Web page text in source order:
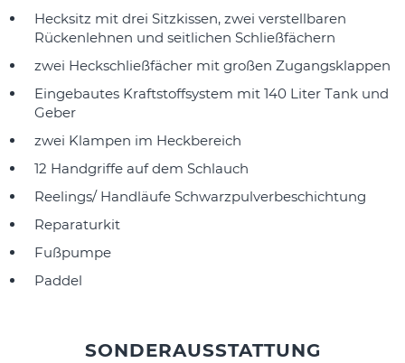
Hecksitz mit drei Sitzkissen, zwei verstellbaren
Rückenlehnen und seitlichen Schließfächern
zwei Heckschließfächer mit großen Zugangsklappen
Eingebautes Kraftstoffsystem mit 140 Liter Tank und
Geber
zwei Klampen im Heckbereich
12 Handgriffe auf dem Schlauch
Reelings/ Handläufe Schwarzpulverbeschichtung
Reparaturkit
Fußpumpe
Paddel
SONDERAUSSTATTUNG